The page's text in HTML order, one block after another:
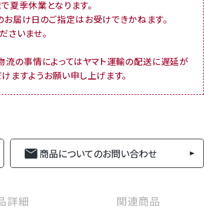
夏季休業となります。
届け日のご指定はお受けできかねます。
さいませ。
流の事情によってはヤマト運輸の配送に遅延が
ますようお願い申し上げます。
商品についてのお問い合わせ
詳細 関連商品